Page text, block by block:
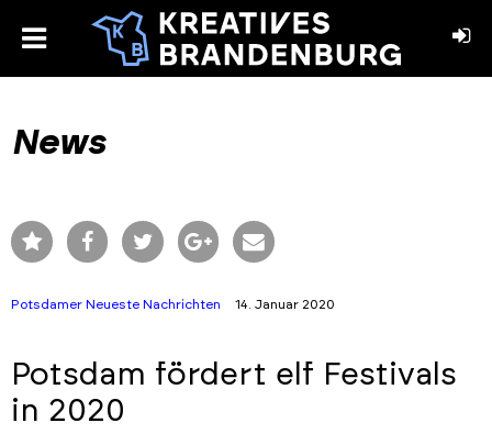
toggle
News
Potsdamer Neueste Nachrichten 14. Januar 2020
Potsdam fördert elf Festivals
in 2020